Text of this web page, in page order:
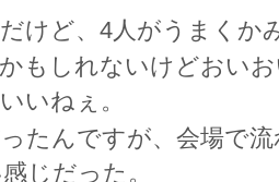
だけど、4人がうまく
かもしれないけどおい
いねぇ。
ったんですが、会場で
じだった。